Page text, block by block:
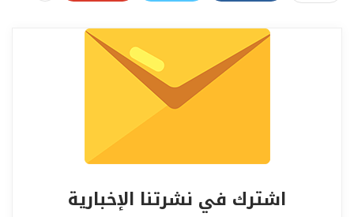
اشترك في نشرتنا الإخبارية